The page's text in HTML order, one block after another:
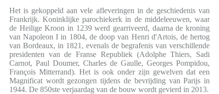
Het is gekoppeld aan vele afleveringen in de geschiedenis van
Frankrijk. Koninklijke parochiekerk in de middeleeuwen, waar
de Heilige Kroon in 1239 werd gearriveerd, daarna de kroning
van Napoleon I in 1804, de doop van Henri d'Artois, de hertog
van Bordeaux, in 1821, evenals de begrafenis van verschillende
presidenten van de Franse Republiek (Adolphe Thiers, Sadi
Carnot, Paul Doumer, Charles de Gaulle, Georges Pompidou,
François Mitterrand). Het is ook onder zijn gewelven dat een
Magnificat wordt gezongen tijdens de bevrijding van Parijs in
1944. De 850ste verjaardag van de bouw wordt gevierd in 2013.